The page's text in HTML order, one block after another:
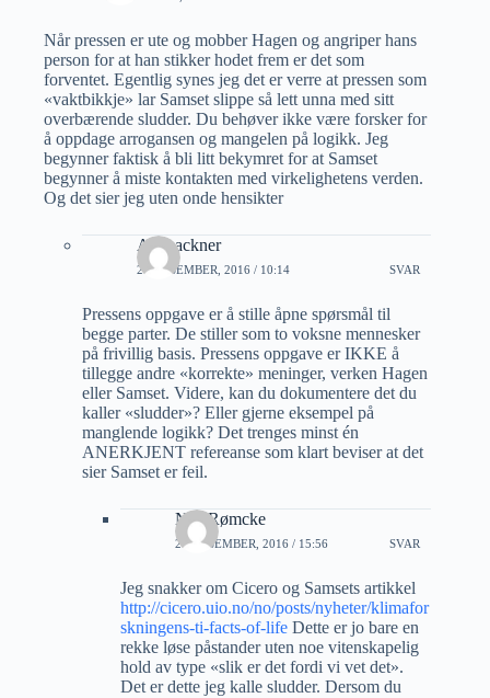
Når pressen er ute og mobber Hagen og angriper hans
person for at han stikker hodet frem er det som
forventet. Egentlig synes jeg det er verre at pressen som
«vaktbikkje» lar Samset slippe så lett unna med sitt
overbærende sludder. Du behøver ikke være forsker for
å oppdage arrogansen og mangelen på logikk. Jeg
begynner faktisk å bli litt bekymret for at Samset
begynner å miste kontakten med virkelighetens verden.
Og det sier jeg uten onde hensikter
Alf Lackner
20 DESEMBER, 2016 / 10:14 SVAR
Pressens oppgave er å stille åpne spørsmål til
begge parter. De stiller som to voksne mennesker
på frivillig basis. Pressens oppgave er IKKE å
tillegge andre «korrekte» meninger, verken Hagen
eller Samset. Videre, kan du dokumentere det du
kaller «sludder»? Eller gjerne eksempel på
manglende logikk? Det trenges minst én
ANERKJENT refereanse som klart beviser at det
sier Samset er feil.
Nils Rømcke
20 DESEMBER, 2016 / 15:56 SVAR
Jeg snakker om Cicero og Samsets artikkel
http://cicero.uio.no/no/posts/nyheter/klimafor
skningens-ti-facts-of-life Dette er jo bare en
rekke løse påstander uten noe vitenskapelig
hold av type «slik er det fordi vi vet det».
Det er dette jeg kalle sludder. Dersom du